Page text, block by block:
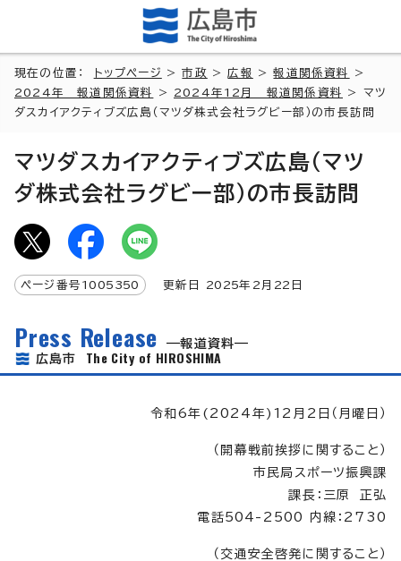
現在の位置： トップページ >市政 >広報 >報道関係資料
>
2024年 報道関係資料
> 2024年12月 報道関係資料
> マツ
ダスカイアクティブズ広島（マツダ株式会社ラグビー部）の市長訪問
マツダスカイアクティブズ広島（マツ
ダ株式会社ラグビー部）の市長訪問
ページ番号 1005350 更新日 2025年2月 22 日
Press Release
報道資料
広島市 The City of HIROSHIMA
令和6年(2024年)12月2日（月曜日）
（開幕戦前挨拶に関すること）
市民局スポーツ振興課
課長：三原 正弘
電話504-2500 内線：2730
（交通安全啓発に関すること）